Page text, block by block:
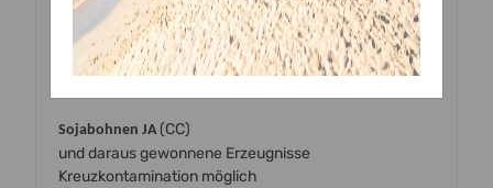
* Kann Aktivität und Aufmerksamkeit von Kindern
beeinträchtigen
Sojabohnen JA(CC)
und daraus gewonnene Erzeugnisse
Kreuzkontamination möglich